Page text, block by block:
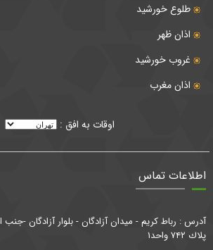
طلوع خورشید
اذان ظهر
غروب خورشید
اذان مغرب
اوقات به افق :
اطلاعات تماس
آدرس : رباط كريم - ميدان آزادگان - بلوار آزادگان -جنب
پلاك ۷۴۲ واحد۱